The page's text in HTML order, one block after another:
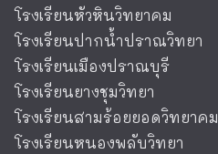
โรงเรียนหัวหินวิทยาคม
โรงเรียนปากน้ำปราณวิทยา
โรงเรียนเมืองปราณบุรี
โรงเรียนยางชุมวิทยา
โรงเรียนสามร้อยยอดวิทยาคม
โรงเรียนหนองพลับวิทยา